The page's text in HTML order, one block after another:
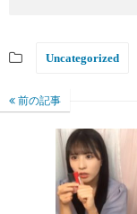
Uncategorized
前の記事